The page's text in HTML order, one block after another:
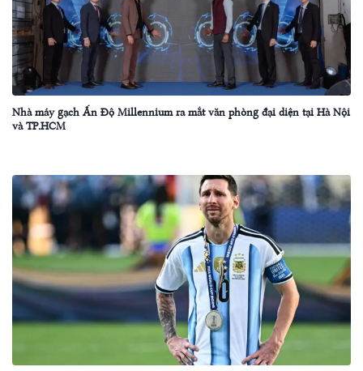
Nhà máy gạch Ấn Độ Millennium ra mắt văn phòng đại diện tại Hà Nội
và TP.HCM